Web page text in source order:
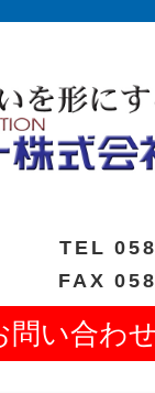
TEL
FAX
問い合わせ